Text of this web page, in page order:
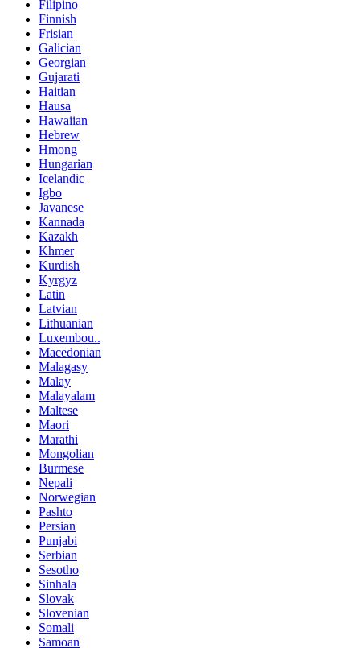
Filipino
Finnish
Frisian
Galician
Georgian
Gujarati
Haitian
Hausa
Hawaiian
Hebrew
Hmong
Hungarian
Icelandic
Igbo
Javanese
Kannada
Kazakh
Khmer
Kurdish
Kyrgyz
Latin
Latvian
Lithuanian
Luxembou..
Macedonian
Malagasy
Malay
Malayalam
Maltese
Maori
Marathi
Mongolian
Burmese
Nepali
Norwegian
Pashto
Persian
Punjabi
Serbian
Sesotho
Sinhala
Slovak
Slovenian
Somali
Samoan